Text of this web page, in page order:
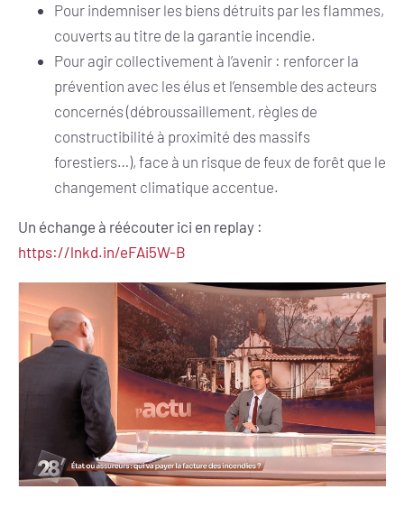
Pour indemniser les biens détruits par les flammes,
couverts au titre de la garantie incendie.
Pour agir collectivement à l’avenir : renforcer la
prévention avec les élus et l’ensemble des acteurs
concernés (débroussaillement, règles de
constructibilité à proximité des massifs
forestiers…), face à un risque de feux de forêt que le
changement climatique accentue.
Un échange à réécouter ici en replay :
https://lnkd.in/eFAi5W-B